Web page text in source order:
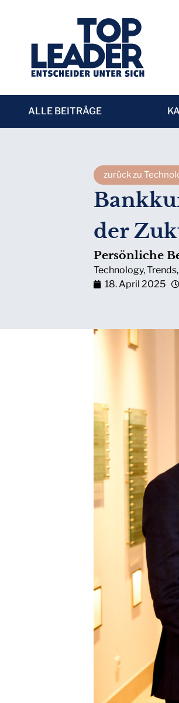
ALLE BEITRÄGE
zurück zu
der
Persönliche
Technology,Trends,
18. April 2025